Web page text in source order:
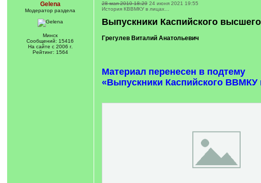
Gelena
Модератор раздела
Минск
Сообщений: 15416
На сайте с 2006 г.
Рейтинг: 1564
28 мая 2010 18:29 24 июня 2021 19:55
История КВВМКУ в лицах…
Выпускники Каспийского
Грегулев Виталий Анатольевич
Материал перенесен в подтему
«Выпускники Каспийского ВВМКУ